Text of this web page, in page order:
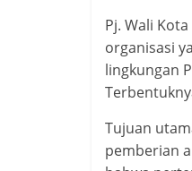
Pj. Wali
organisasi
lingkungan
Tujuan
pemberian